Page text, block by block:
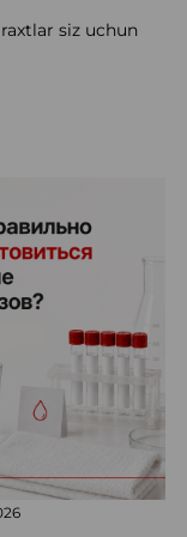
siz uchun